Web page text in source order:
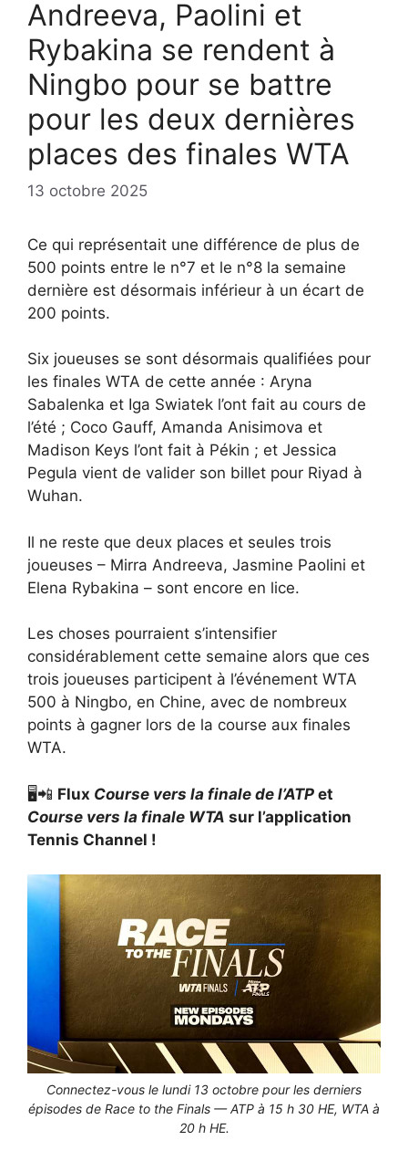
Andreeva, Paolini et
Rybakina se rendent à
Ningbo pour se battre
pour les deux dernières
places des finales WTA
13 octobre 2025
Ce qui représentait une différence de plus de
500 points entre le n°7 et le n°8 la semaine
dernière est désormais inférieur à un écart de
200 points.
Six joueuses se sont désormais qualifiées pour
les finales WTA de cette année : Aryna
Sabalenka et Iga Swiatek l’ont fait au cours de
l’été ; Coco Gauff, Amanda Anisimova et
Madison Keys l’ont fait à Pékin ; et Jessica
Pegula vient de valider son billet pour Riyad à
Wuhan.
Il ne reste que deux places et seules trois
joueuses – Mirra Andreeva, Jasmine Paolini et
Elena Rybakina – sont encore en lice.
Les choses pourraient s’intensifier
considérablement cette semaine alors que ces
trois joueuses participent à l’événement WTA
500 à Ningbo, en Chine, avec de nombreux
points à gagner lors de la course aux finales
WTA.
🖥️📲 Flux Course vers la finale de l’ATP et
Course vers la finale WTA sur l’application
Tennis Channel !
Connectez-vous le lundi 13 octobre pour les derniers
épisodes de Race to the Finals — ATP à 15 h 30 HE, WTA à
20 h HE.